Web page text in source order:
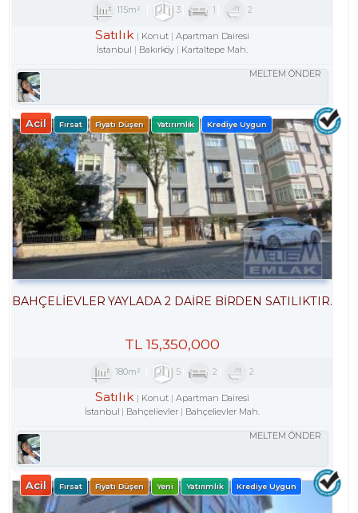
115m² 3 1 2
Satılık Konut
Apartman Dairesi
İstanbul
Bakırköy Kartaltepe Mah.
MELTEM ÖNDER
Acil Fırsat Fiyatı Düşen Yatırımlık Krediye Uygun
BAHÇELİEVLER YAYLADA 2 DAİRE BİRDEN SATILIKTIR.
TL 15,350,000
180m² 5 2 2
Satılık Konut
Apartman Dairesi
İstanbul
Bahçelievler Bahçelievler Mah.
MELTEM ÖNDER
Acil Fırsat Fiyatı Düşen Yeni Yatırımlık Krediye Uygun